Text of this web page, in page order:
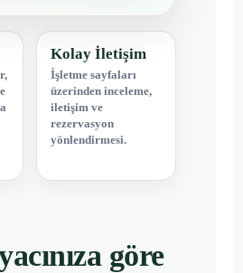
Kolay İletişim
İşletme sayfaları
üzerinden inceleme,
iletişim ve
rezervasyon
yönlendirmesi.
göre